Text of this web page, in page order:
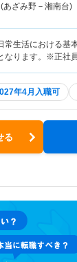
ざみ野－湘南台)
生活における基
なります。※正社
年4月入職可
る